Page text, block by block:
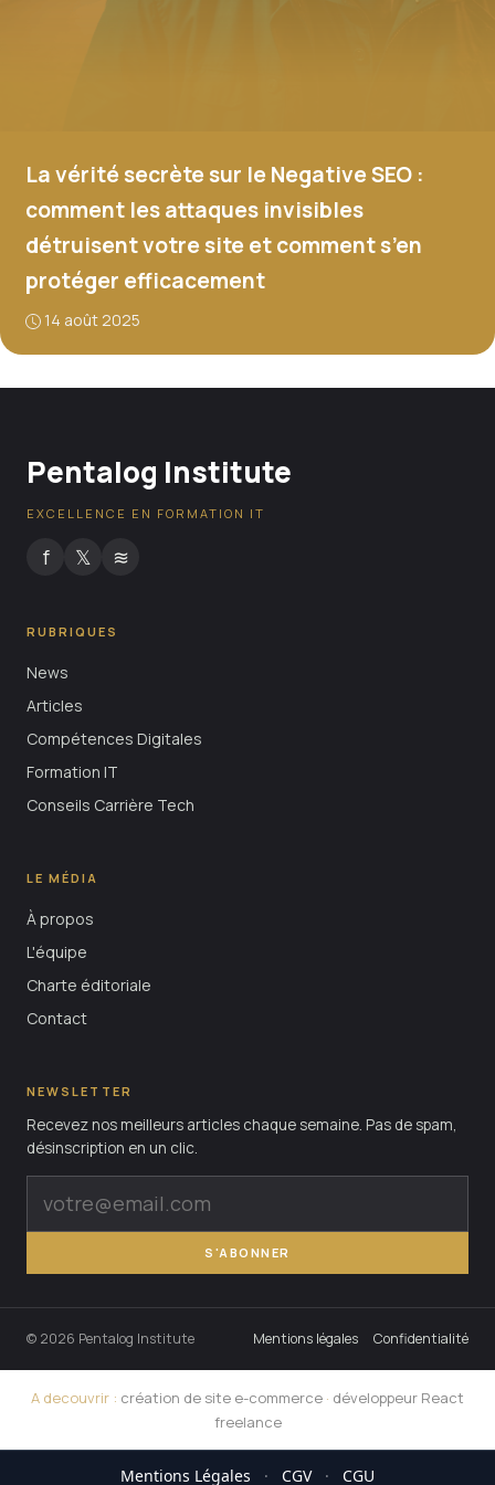
La vérité secrète sur le Negative SEO :
comment les attaques invisibles
détruisent votre site et comment s’en
protéger efficacement
14 août 2025
Pentalog Institute
EXCELLENCE EN FORMATION IT
f 𝕏 ≋
RUBRIQUES
News
Articles
Compétences Digitales
Formation IT
Conseils Carrière Tech
LE MÉDIA
À propos
L'équipe
Charte éditoriale
Contact
NEWSLETTER
Recevez nos meilleurs articles chaque semaine. Pas de spam,
désinscription en un clic.
S'ABONNER
© 2026 Pentalog Institute Mentions légales Confidentialité
A decouvrir : création de site e-commerce · développeur React
freelance
Mentions Légales · CGV · CGU